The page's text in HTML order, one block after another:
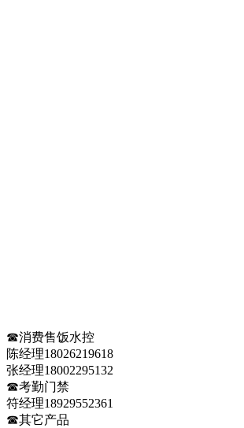
☎消费售饭水控
陈经理18026219618
张经理18002295132
☎考勤门禁
符经理18929552361
☎其它产品